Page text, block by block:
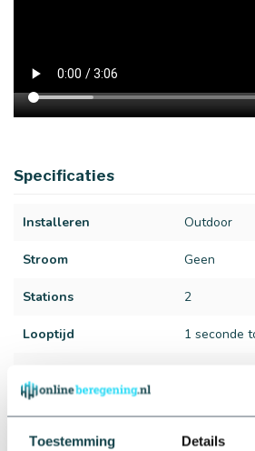
Toestemming Details
Specificaties
Installeren Outdoor
Stroom Geen
Stations 2
Looptijd 1 seconde
Type BTT201